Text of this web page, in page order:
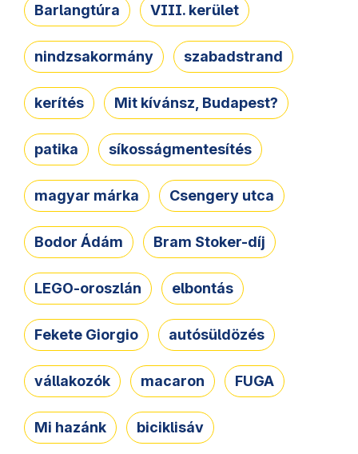
Barlangtúra VIII. kerület
nindzsakormány szabadstrand
kerítés Mit kívánsz, Budapest?
patika síkosságmentesítés
magyar márka Csengery utca
Bodor Ádám Bram Stoker-díj
LEGO-oroszlán elbontás
Fekete Giorgio autósüldözés
vállakozók macaron FUGA
Mi hazánk biciklisáv